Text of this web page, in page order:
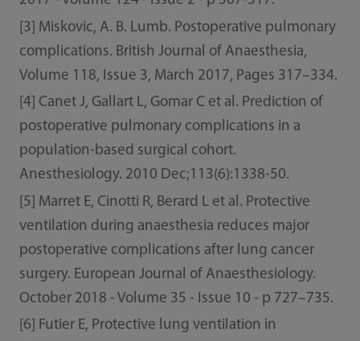
[3] Miskovic, A. B. Lumb. Postoperative pulmonary
complications. British Journal of Anaesthesia,
Volume 118, Issue 3, March 2017, Pages 317–334.
[4] Canet J, Gallart L, Gomar C et al. Prediction of
postoperative pulmonary complications in a
population-based surgical cohort.
Anesthesiology. 2010 Dec;113(6):1338-50.
[5] Marret E, Cinotti R, Berard L et al. Protective
ventilation during anaesthesia reduces major
postoperative complications after lung cancer
surgery. European Journal of Anaesthesiology.
October 2018 - Volume 35 - Issue 10 - p 727–735.
[6] Futier E, Protective lung ventilation in